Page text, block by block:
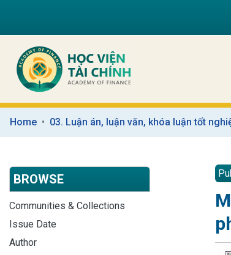
Home 03. Luận án, luận văn, khóa luận tốt
BROWSE
Communities & Collections
Issue Date
Author